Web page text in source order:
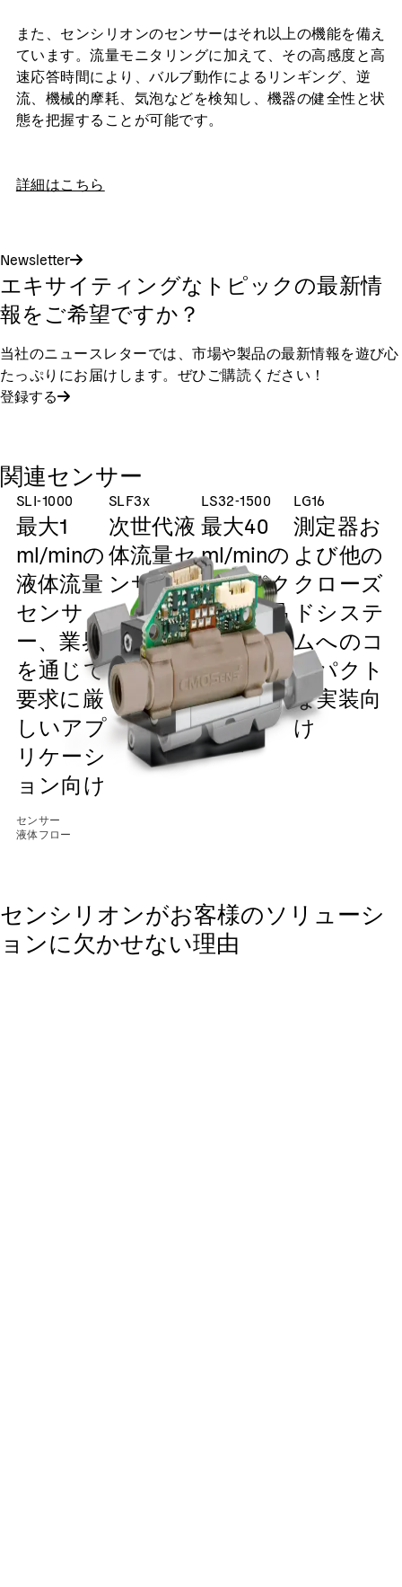
また、センシリオンのセンサーはそれ以上の機能を備え
ています。流量モニタリングに加えて、その高感度と高
速応答時間により、バルブ動作によるリンギング、逆
流、機械的摩耗、気泡などを検知し、機器の健全性と状
態を把握することが可能です。
詳細はこちら
Newsletter
エキサイティングなトピックの最新情
報をご希望ですか？
当社のニュースレターでは、市場や製品の最新情報を遊び心
たっぷりにお届けします。ぜひご購読ください！
登録する
関連センサー
SLI-1000
最大1
ml/minの
液体流量
センサ
ー、業界
を通じて
要求に厳
しいアプ
リケーシ
ョン向け
センサー
液体フロー
SLF3x
次世代液
体流量セ
ンサー
LS32-1500
最大40
ml/minの
コンパク
ト耐薬品
性液体流
量センサ
ー
センサー
液体フロー
LG16
測定器お
よび他の
クローズ
ドシステ
ムへのコ
ンパクト
な実装向
け
センシリオンがお客様のソリューシ
ョンに欠かせない理由